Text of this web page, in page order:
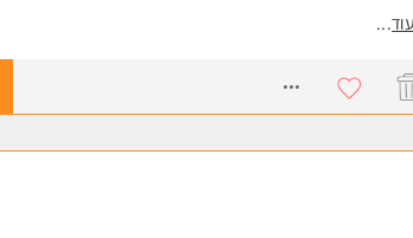
אחריות:
על סידור הסחורה, מלאי ונראות הסניף.
הכשרה וליווי עובדים.
עוד...